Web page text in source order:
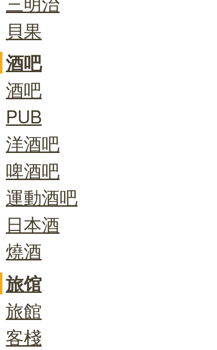
貝果
酒吧
酒吧
PUB
洋酒吧
啤酒吧
運動酒吧
日本酒
燒酒
旅馆
旅館
客棧